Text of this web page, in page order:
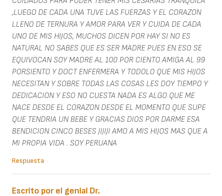
,LUEGO DE CADA UNA TUVE LAS FUERZAS Y EL CORAZON
LLENO DE TERNURA Y AMOR PARA VER Y CUIDA DE CADA
UNO DE MIS HIJOS, MUCHOS DICEN POR HAY SI NO ES
NATURAL NO SABES QUE ES SER MADRE PUES EN ESO SE
EQUIVOCAN SOY MADRE AL 100 POR CIENTO AMIGA AL 99
PORSIENTO Y DOCT ENFERMERA Y TODOLO QUE MIS HIJOS
NECESITAN Y SOBRE TODAS LAS COSAS LES DOY TIEMPO Y
DEDICACION Y ESO NO CUESTA NADA ES ALGO QUE ME
NACE DESDE EL CORAZON DESDE EL MOMENTO QUE SUPE
QUE TENDRIA UN BEBE Y GRACIAS DIOS POR DARME ESA
BENDICION CINCO BESES JIJIJI AMO A MIS HIJOS MAS QUE A
MI PROPIA VIDA . SOY PERUANA
Respuesta
Escrito por el genial Dr.